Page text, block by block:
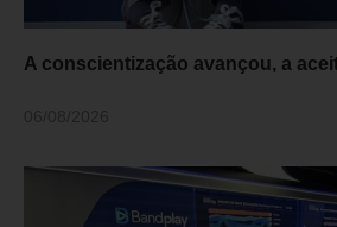
A conscientização avançou, a